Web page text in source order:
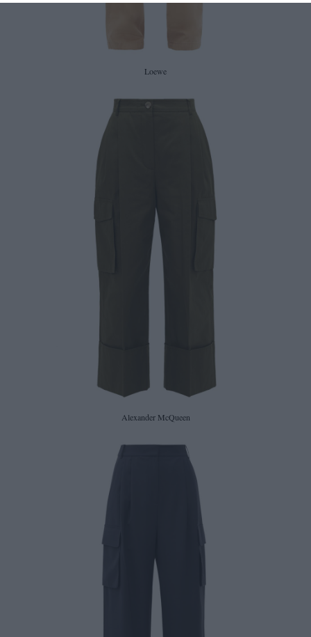
Loewe
Alexander McQueen